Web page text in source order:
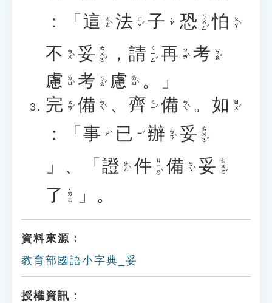
：「 這 ㄓㄜˋ 法 ㄈㄚˊ 子 ˙ㄗ 恐 ㄎㄨㄥˇ 怕 ㄆㄚˋ
不 ㄅㄨˋ 妥 ㄊㄨㄛˇ ， 請 ㄑㄧㄥˇ 再 ㄗㄞˋ 考 ㄎㄠˇ
慮 ㄌㄩˋ 考 ㄎㄠˇ 慮 ㄌㄩˋ 。」
完 ㄨㄢˊ 備 ㄅㄟˋ 、 齊 ㄑㄧˊ 備 ㄅㄟˋ 。 如 ㄖㄨˊ
：「 事 ㄕˋ 已 ㄧˇ 辦 ㄅㄢˋ 妥 ㄊㄨㄛˇ
」、「 證 ㄓㄥˋ 件 ㄐㄧㄢˋ 備 ㄅㄟˋ 妥 ㄊㄨㄛˇ
了 ˙ㄌㄜ 」。
資料來源：
教育部國語小字典_妥
授權資訊：